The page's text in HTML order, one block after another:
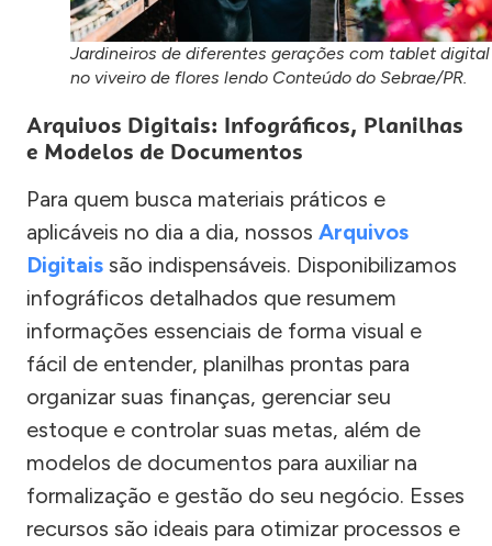
Jardineiros de diferentes gerações com tablet digital
no viveiro de flores lendo Conteúdo do Sebrae/PR.
Arquivos Digitais: Infográficos, Planilhas
e Modelos de Documentos
Para quem busca materiais práticos e
aplicáveis no dia a dia, nossos Arquivos
Digitais são indispensáveis. Disponibilizamos
infográficos detalhados que resumem
informações essenciais de forma visual e
fácil de entender, planilhas prontas para
organizar suas finanças, gerenciar seu
estoque e controlar suas metas, além de
modelos de documentos para auxiliar na
formalização e gestão do seu negócio. Esses
recursos são ideais para otimizar processos e